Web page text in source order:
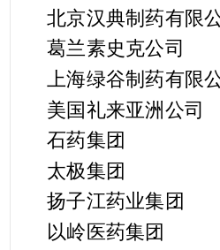
北京汉典制药有限
葛兰素史克公司
上海绿谷制药有限
美国礼来亚洲公司
石药集团
太极集团
扬子江药业集团
以岭医药集团